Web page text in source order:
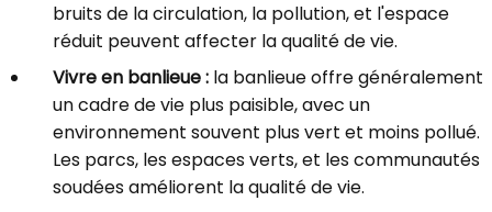
bruits de la circulation, la pollution, et l'espace
réduit peuvent affecter la qualité de vie.
Vivre en banlieue : la banlieue offre généralement
un cadre de vie plus paisible, avec un
environnement souvent plus vert et moins pollué.
Les parcs, les espaces verts, et les communautés
soudées améliorent la qualité de vie.